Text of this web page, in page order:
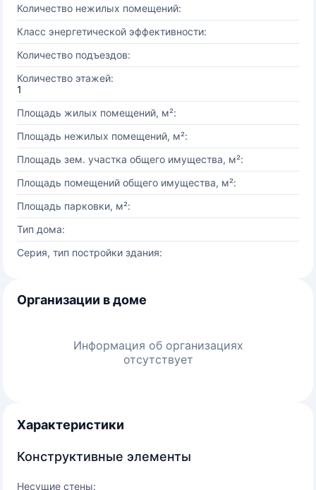
Количество нежилых помещений:
Класс энергетической эффективности:
Количество подъездов:
Количество этажей:
1
Площадь жилых помещений, м²:
Площадь нежилых помещений, м²:
Площадь зем. участка общего имущества, м²:
Площадь помещений общего имущества, м²:
Площадь парковки, м²:
Тип дома:
Серия, тип постройки здания:
Организации в доме
Информация об организациях
отсутствует
Характеристики
Конструктивные элементы
Несущие стены: